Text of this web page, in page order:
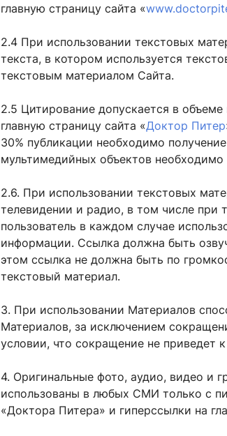
главную страницу сайта «
2.4 При использовании текстовых
текста, в котором используется
текстовым материалом Сайта.
2.5 Цитирование допускается в
главную страницу сайта «Доктор Питер
30% публикации необходимо
мультимедийных объектов необходимо
2.6. При использовании текстовых
телевидении и радио, в том числе
пользователь в каждом случае
информации. Ссылка должна быть
этом ссылка не должна быть по
текстовый материал.
3. При использовании Материалов
Материалов, за исключением
условии, что сокращение не приведет
4. Оригинальные фото, аудио, видео и
использованы в любых СМИ только с
«Доктора Питера» и гиперссылки на